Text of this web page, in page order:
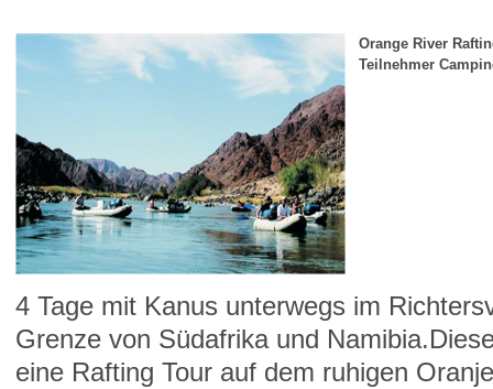
Orange River
Teilnehmer
4 Tage mit Kanus unterwegs im
Grenze von Südafrika und
eine Rafting Tour auf dem ruhigen